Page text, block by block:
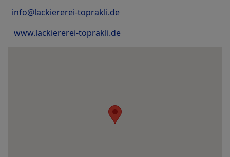
info@lackiererei-toprakli.de
www.lackiererei-toprakli.de